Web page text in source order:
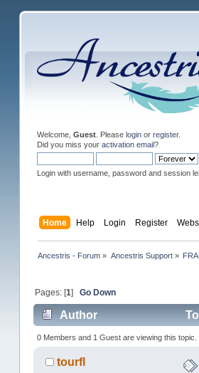
Welcome, Guest. Please loginor register.
Did you miss your activation email?
Login with username, password and session
Home Help Login Register
Ancestris - Forum » Ancestris Support»
Pages: [1]Go Down
Author
0 Members and 1 Guest are viewing this topic.
tourfl